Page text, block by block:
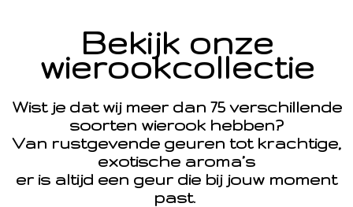
Bekijk onze
wierookcollectie
Wist je dat wij meer dan 75 verschillende
soorten wierook hebben?
Van rustgevende geuren tot krachtige,
exotische aroma’s
er is altijd een geur die bij jouw moment
past.